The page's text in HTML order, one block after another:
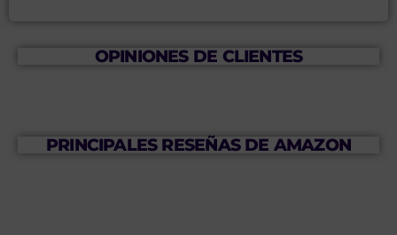
OPINIONES DE CLIENTES
PRINCIPALES RESEÑAS DE AMAZON